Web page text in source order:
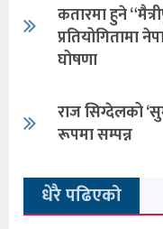
कतारमा हुने
प्रतियोगितामा
घोषणा
राज सिग्देलको
रूपमा सम्पन्न
धेरै पढिएको